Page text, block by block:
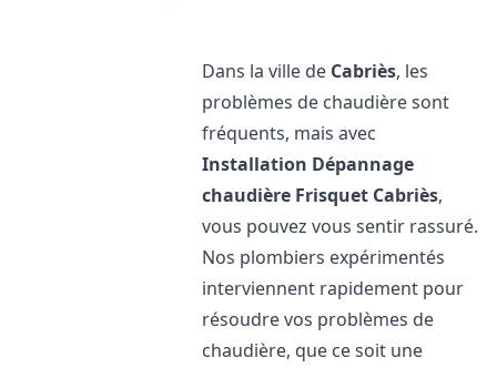
Dans la ville de Cabriès, les
problèmes de chaudière sont
fréquents, mais avec
Installation Dépannage
chaudière Frisquet Cabriès,
vous pouvez vous sentir rassuré.
Nos plombiers expérimentés
interviennent rapidement pour
résoudre vos problèmes de
chaudière, que ce soit une